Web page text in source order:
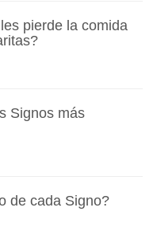
pierde la comida
Signos más
de cada Signo?